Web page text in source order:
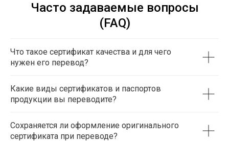
Часто задаваемые вопросы
(FAQ)
Что такое сертификат качества и для чего
нужен его перевод?
Какие виды сертификатов и паспортов
продукции вы переводите?
Сохраняется ли оформление оригинального
сертификата при переводе?